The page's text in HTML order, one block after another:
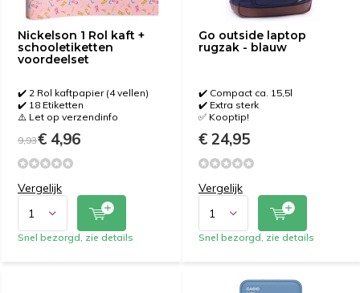
Nickelson 1 Rol kaft +
schooletiketten
voordeelset
✔️ 2 Rol kaftpapier (4 vellen)
✔️ 18 Etiketten
⚠️ Let op verzendinfo
9,93€ 4,96
Vergelijk
Snel bezorgd, zie details
Go outside laptop
rugzak - blauw
✔️ Compact ca. 15,5l
✔️ Extra sterk
✅ Kooptip!
€ 24,95
Vergelijk
Snel bezorgd, zie details